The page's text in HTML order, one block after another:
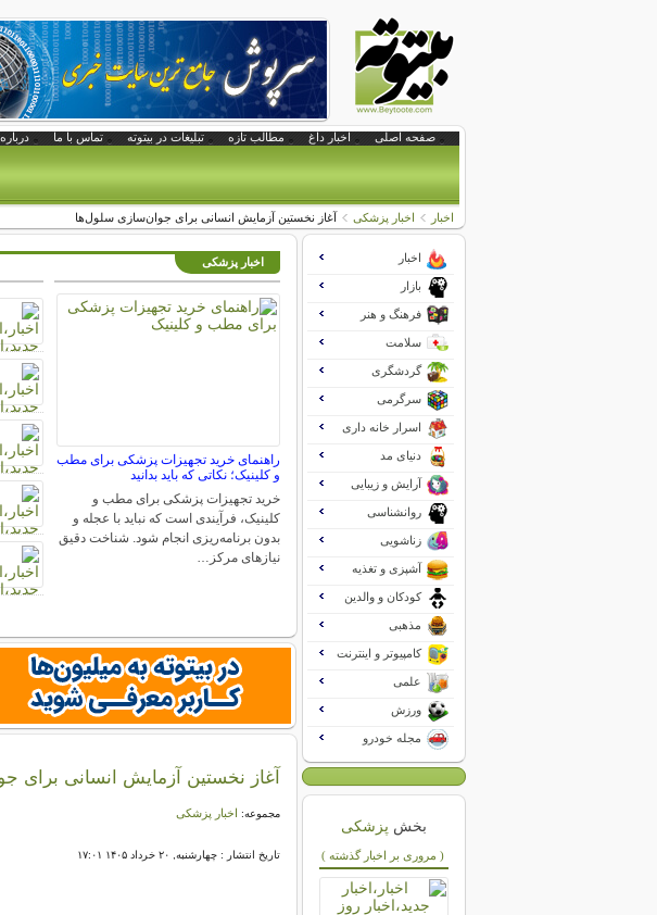
صفحه اصلی اخبار داغ مطالب تازه تبلیغات در بیتوته تماس با ما
اخبار اخبار پزشکی آغاز نخستین آزمایش انسانی برای جوان‌سازی سلول‌ها
اخبار پزشکی
راهنمای خرید تجهیزات پزشکی برای مطب
و کلینیک؛ نکاتی که باید بدانید
خرید تجهیزات پزشکی برای مطب و
کلینیک، فرآیندی است که نباید با عجله و
بدون برنامه‌ریزی انجام شود. شناخت دقیق
نیازهای مرکز…
آغاز نخستین آزمایش انسانی برای
مجموعه: اخبار پزشکی
تاریخ انتشار : چهارشنبه, ۲۰ خرداد ۱۴۰۵ ۱۷:۰۱
اخبار
بازار
فرهنگ و هنر
سلامت
گردشگری
سرگرمی
اسرار خانه داری
دنیای مد
آرایش و زیبایی
روانشناسی
زناشویی
آشپزی و تغذیه
کودکان و والدین
مذهبی
کامپیوتر و اینترنت
علمی
ورزش
مجله خودرو
بخش پزشکی
( مروری بر اخبار گذشته )